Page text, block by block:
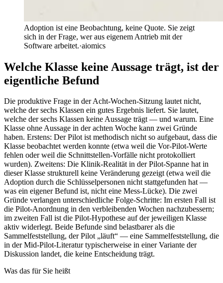
Adoption ist eine Beobachtung, keine Quote. Sie zeigt
sich in der Frage, wer aus eigenem Antrieb mit der
Software arbeitet.·aiomics
Welche Klasse keine Aussage trägt, ist der
eigentliche Befund
Die produktive Frage in der Acht-Wochen-Sitzung lautet nicht,
welche der sechs Klassen ein gutes Ergebnis liefert. Sie lautet,
welche der sechs Klassen keine Aussage trägt — und warum. Eine
Klasse ohne Aussage in der achten Woche kann zwei Gründe
haben. Erstens: Der Pilot ist methodisch nicht so aufgebaut, dass die
Klasse beobachtet werden konnte (etwa weil die Vor-Pilot-Werte
fehlen oder weil die Schnittstellen-Vorfälle nicht protokolliert
wurden). Zweitens: Die Klinik-Realität in der Pilot-Spanne hat in
dieser Klasse strukturell keine Veränderung gezeigt (etwa weil die
Adoption durch die Schlüsselpersonen nicht stattgefunden hat —
was ein eigener Befund ist, nicht eine Mess-Lücke). Die zwei
Gründe verlangen unterschiedliche Folge-Schritte: Im ersten Fall ist
die Pilot-Anordnung in den verbleibenden Wochen nachzubessern;
im zweiten Fall ist die Pilot-Hypothese auf der jeweiligen Klasse
aktiv widerlegt. Beide Befunde sind belastbarer als die
Sammelfeststellung, der Pilot „läuft“ — eine Sammelfeststellung, die
in der Mid-Pilot-Literatur typischerweise in einer Variante der
Diskussion landet, die keine Entscheidung trägt.
Was das für Sie heißt